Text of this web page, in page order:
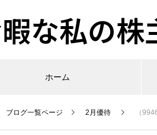
な私の
ホーム
ブログ一覧ページ 2月優待 （